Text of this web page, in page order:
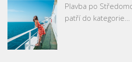
Plavba po
patří do kategorie…